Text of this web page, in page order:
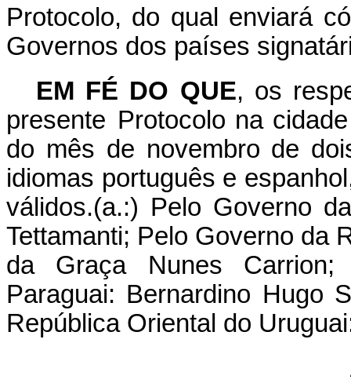
Protocolo, do qual enviará
Governos dos países
EM FÉ DO QUE, os
presente Protocolo na
do mês de novembro de
idiomas português e
válidos.(a.:) Pelo Governo
Tettamanti; Pelo Governo da
da Graça Nunes
Paraguai: Bernardino Hugo
República Oriental do